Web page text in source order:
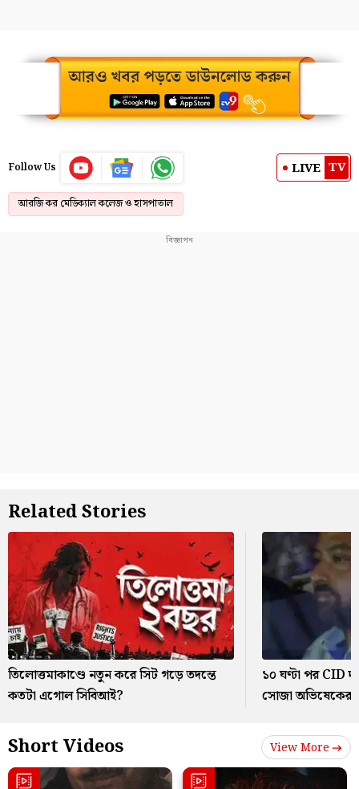
Follow Us LIVE TV
আরজি কর মেডিক্যাল কলেজ ও হাসপাতাল
Related Stories
তিলোত্তমাকাণ্ডে নতুন করে সিট গড়ে তদন্তে
কতটা এগোল সিবিআই?
১০ ঘণ্টা পর CID
সোজা অভিষেকের
Short Videos View More